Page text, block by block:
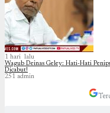
1 hari lalu
Wagub Deinas Geley: Hati-Hati
Dicabut!
251 admin